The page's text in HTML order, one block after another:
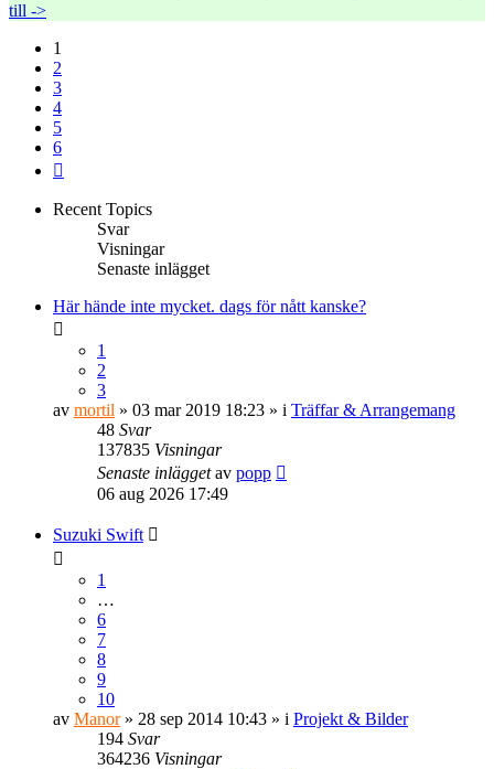
till ->
1
2
3
4
5
6
Recent Topics
Svar
Visningar
Senaste inlägget
Här hände inte mycket. dags för nått kanske?
1
2
3
av mortil » 03 mar 2019 18:23 » i Träffar & Arrangemang
48 Svar
137835 Visningar
Senaste inläggetav popp
06 aug 2026 17:49
Suzuki Swift
1
…
6
7
8
9
10
av Manor» 28 sep 2014 10:43 » i Projekt & Bilder
194 Svar
364236 Visningar